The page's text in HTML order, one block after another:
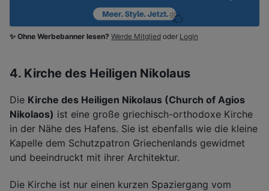
✨ Ohne Werbebanner lesen? Werde Mitglied oder Login
4. Kirche des Heiligen Nikolaus
Die Kirche des Heiligen Nikolaus (Church of Agios
Nikolaos) ist eine große griechisch-orthodoxe Kirche
in der Nähe des Hafens. Sie ist ebenfalls wie die kleine
Kapelle dem Schutzpatron Griechenlands gewidmet
und beeindruckt mit ihrer Architektur.
Die Kirche ist nur einen kurzen Spaziergang vom